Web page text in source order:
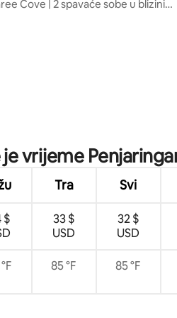
4,77/5, recenzija: 30
Cove | 2 spavaće sobe u blizini
je vrijeme
Tra Svi
$
33 $
USD
32 $
USD
85 °F 85 °F